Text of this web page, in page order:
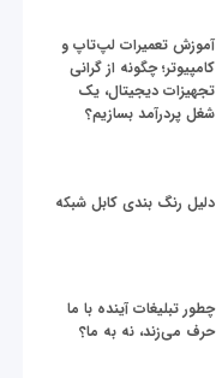
آموزش تعمیرات لپ‌تاپ و
کامپیوتر؛ چگونه از گرانی
تجهیزات دیجیتال، یک
شغل پردرآمد بسازیم؟
دلیل رنگ بندی کابل شبکه
چطور تبلیغات آینده با ما
حرف می‌زند، نه به ما؟